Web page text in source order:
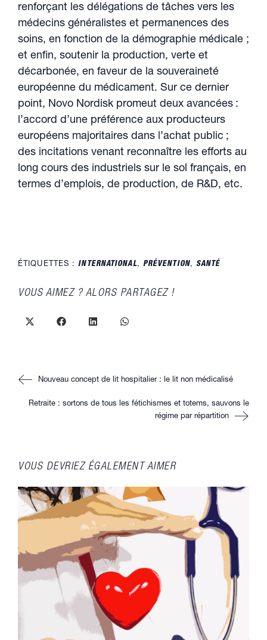
renforçant les délégations de tâches vers les
médecins généralistes et permanences des
soins, en fonction de la démographie médicale ;
et enfin, soutenir la production, verte et
décarbonée, en faveur de la souveraineté
européenne du médicament. Sur ce dernier
point, Novo Nordisk promeut deux avancées :
l’accord d’une préférence aux producteurs
européens majoritaires dans l’achat public ;
des incitations venant reconnaître les efforts au
long cours des industriels sur le sol français, en
termes d’emplois, de production, de R&D, etc.
ÉTIQUETTES :INTERNATIONAL, PRÉVENTION, SANTÉ
VOUS AIMEZ ? ALORS PARTAGEZ !PARTAGER
Ouvrir
Ouvrir
Ouvrir
Ouvrir
Read
more
Nouveau concept de lit hospitalier : le lit non médicalisé
Retraite : sortons de tous les fétichismes et totems, sauvons le
régime par répartition
VOUS DEVRIEZ ÉGALEMENT AIMER